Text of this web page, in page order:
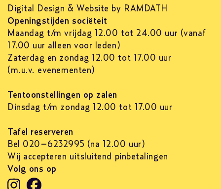
Digital Design & Website by RAMDATH
Openingstijden sociëteit
Maandag t/m vrijdag 12.00 tot 24.00 uur (vanaf
17.00 uur alleen voor leden)
Zaterdag en zondag 12.00 tot 17.00 uur
(m.u.v. evenementen)
Tentoonstellingen op zalen
Dinsdag t/m zondag 12.00 tot 17.00 uur
Tafel reserveren
Bel 020–6232995 (na 12.00 uur)
Wij accepteren uitsluitend pinbetalingen
Volg ons op